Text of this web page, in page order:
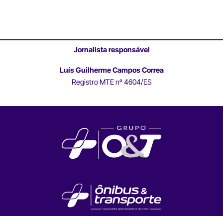
Jornalista responsável
Luís Guilherme Campos Correa
Registro MTE nº 4604/ES